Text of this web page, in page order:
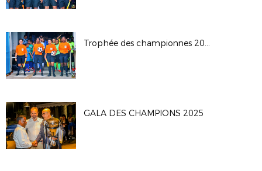
Trophée des championnes 2026
GALA DES CHAMPIONS 2025